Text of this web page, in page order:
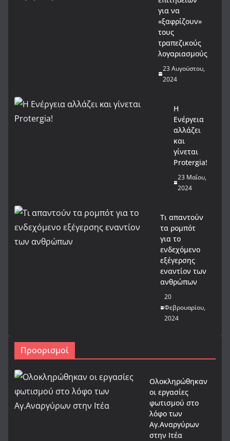
για να
«ξαφρίζουν»
τους
τραπεζικούς
λογαριασμούς
23 Αυγούστου,
2024
Η
Ενέργεια
αλλάζει
και
γίνεται
Protergia!
23 Μαΐου,
2024
Τι απαντούν
τα ρομπότ
για το
ενδεχόμενο
εξέγερσης
εναντίον των
ανθρώπων
20
Φεβρουαρίου,
2024
Προορισμοί
Ολοκληρώθηκαν
οι εργασίες
φωτισμού στο
λόφο των
Αγ.Αναργύρων
στην Ιτέα